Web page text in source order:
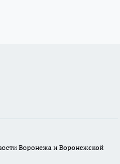
Воронежа и Воронежской